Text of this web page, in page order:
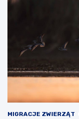
MIGRACJE ZWIERZĄT